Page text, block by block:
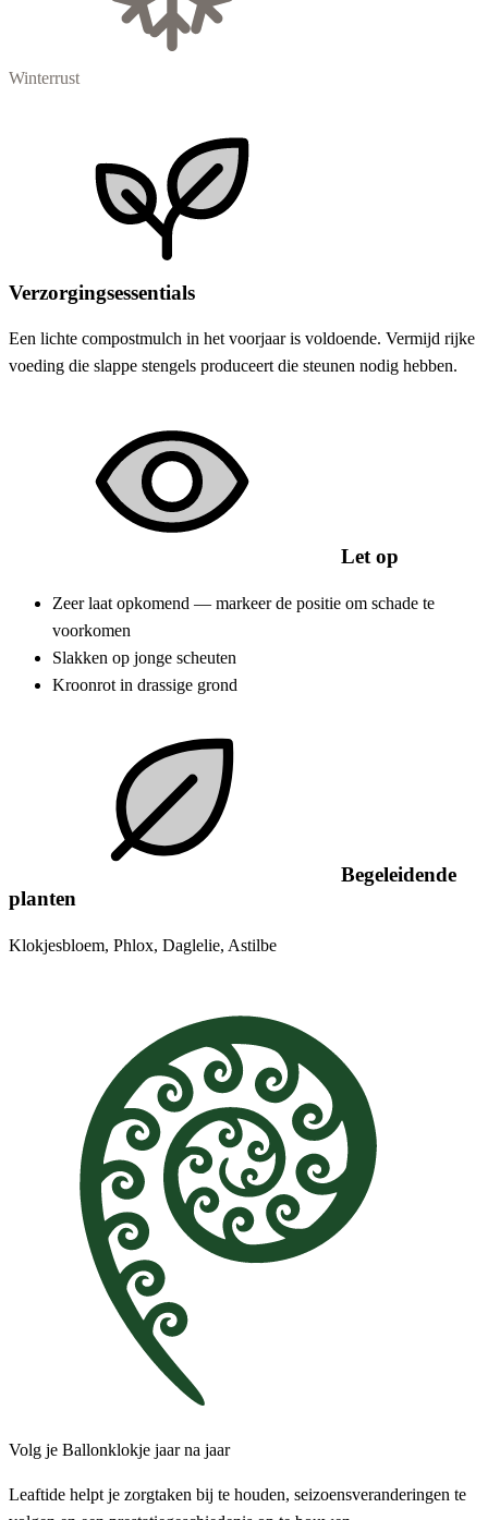
Winterrust
Verzorgingsessentials
Een lichte compostmulch in het voorjaar is voldoende. Vermijd rijke
voeding die slappe stengels produceert die steunen nodig hebben.
Let op
Zeer laat opkomend — markeer de positie om schade te
voorkomen
Slakken op jonge scheuten
Kroonrot in drassige grond
Begeleidende
planten
Klokjesbloem, Phlox, Daglelie, Astilbe
Volg je Ballonklokje jaar na jaar
Leaftide helpt je zorgtaken bij te houden, seizoensveranderingen te